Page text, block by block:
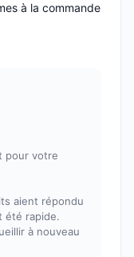
à la commande
pour votre
aient répondu
été rapide.
à nouveau